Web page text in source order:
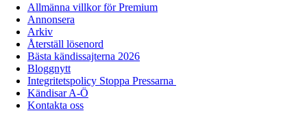
Allmänna villkor för Premium
Annonsera
Arkiv
Återställ lösenord
Bästa kändissajterna 2026
Bloggnytt
Integritetspolicy Stoppa Pressarna
Kändisar A-Ö
Kontakta oss